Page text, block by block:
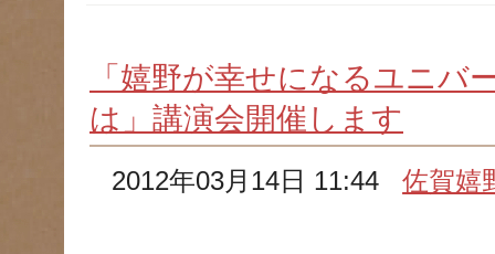
「嬉野が幸せになるユニバ
は」講演会開催します
2012年03月14日 11:44佐賀嬉